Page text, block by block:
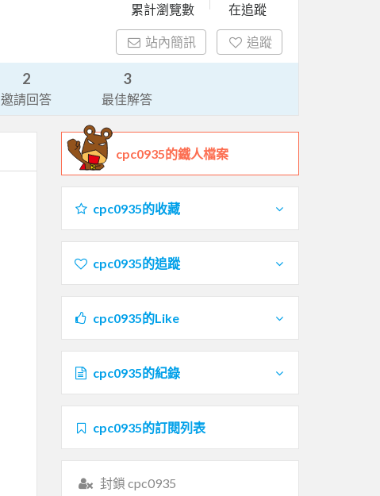
累計瀏覽數
在追蹤
站內簡訊 追蹤
2
邀請回答
3
最佳解答
cpc0935的鐵人檔案
cpc0935的收藏
cpc0935的追蹤
cpc0935的Like
cpc0935的紀錄
cpc0935的訂閱列表
封鎖 cpc0935